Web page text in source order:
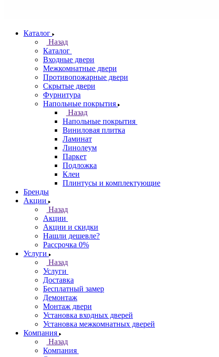
Каталог
Назад
Каталог
Входные двери
Межкомнатные двери
Противопожарные двери
Скрытые двери
Фурнитура
Напольные покрытия
Назад
Напольные покрытия
Виниловая плитка
Ламинат
Линолеум
Паркет
Подложка
Клеи
Плинтусы и комплектующие
Бренды
Акции
Назад
Акции
Акции и скидки
Нашли дешевле?
Рассрочка 0%
Услуги
Назад
Услуги
Доставка
Бесплатный замер
Демонтаж
Монтаж двери
Установка входных дверей
Установка межкомнатных дверей
Компания
Назад
Компания